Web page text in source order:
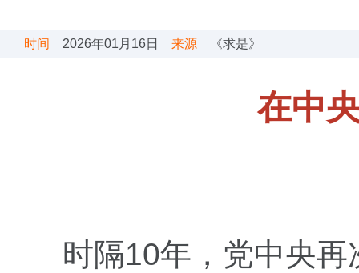
时间 2026年01月16日 来源 《求是》
在中
时隔10年，党中央再